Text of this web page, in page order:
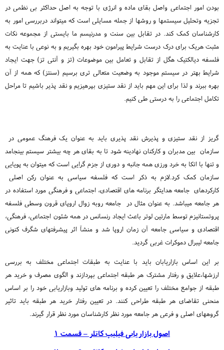
بودن امور اجتماعی واصل بقای ماده و انرژی با توجه به اصل حداکثر بی نظمی در
تجزیه وتحلیل سیستمها و روشها از جمله مسایلی است که میتواند دربررسی امور به
کارشناسان کمک کند. در تقابل بین سنت و مدرنیسم ما بایستی از مجموعه نکات
مثبت هریک برای درک درست شرایط پیرامون خود بهره بگیریم و به نوعی با عنایت به
فلسفه دیالکتیک هگل از تقابل و تعامل بین موضوعات (تز و آنتی تز) جهت ایجاد
شرایط بهتر در سیستم موجود به وضعیت متعالی تری برسیم (سنتز) که همه از آن
بهره ببرند و لذا برای این مهم باید از نقد ستیزی بپرهیزیم و نقد پذیر باشیم تا مراحل
تکامل اجتماعی را به درستی طی کنیم.
گریز از نقد ستیزی و پذیرش نقد پذیری باید به عنوان یک فرهنگ عمومی در
سازمان بین مدبران و کارکنان نهادینه شود تا به بقای هر چه بیشتر سیستم بینجامد
و تنها با اتکا به خرد ورزی همه جانبه و دوری از جزم گرایی است که میتوان به پویایی
سازمان کمک کرد.لازم به ذکر است که فلسفه سیاسی به عنوان رکن اصلی
کارکردهای جامعه هدایتگر برنامه های اقتصادی، اجتماعی و فرهنگی مورد استفاده در
هر جامعه میباشد. به عنوان مثال در جامعه روبه زوال اروپای قرون وسطی فلسفه
پروتستانیزم توسط مارتین لوتر باعث ایجاد رنسانس در همه شئون اجتماعی، فرهنگی،
اقتصادی و سیاسی جامعه آن زمان اروپا شد و منشآ اثر پیشرفتهای شگرف کنونی
جامعه لیبرال دموکرات غربی گردید.
بر این اساس بازاریابان باید با عنایت به طبقات اجتماعی مختلف به بررسی
ارزشها،علایق و رفتار مشترک هر طبقه اجتماعی بپردازند و الگوی مصرف و خرید هر
طبقه از جوامع مختلف را تعیین کرده و برنامه های تولید وبازاریابی خود را بر اساس
منحنی تقاضای هر طبقه طراحی کنند. در تعیین رفتار خرید هر طبقه باید تاثیر
گروههای اصلی و فرعی هر جامعه مورد نظر کارشناسان مورد نظر قرار گیرند.
اصول بازاریابی فیلیپ کاتلر – قسمت 1